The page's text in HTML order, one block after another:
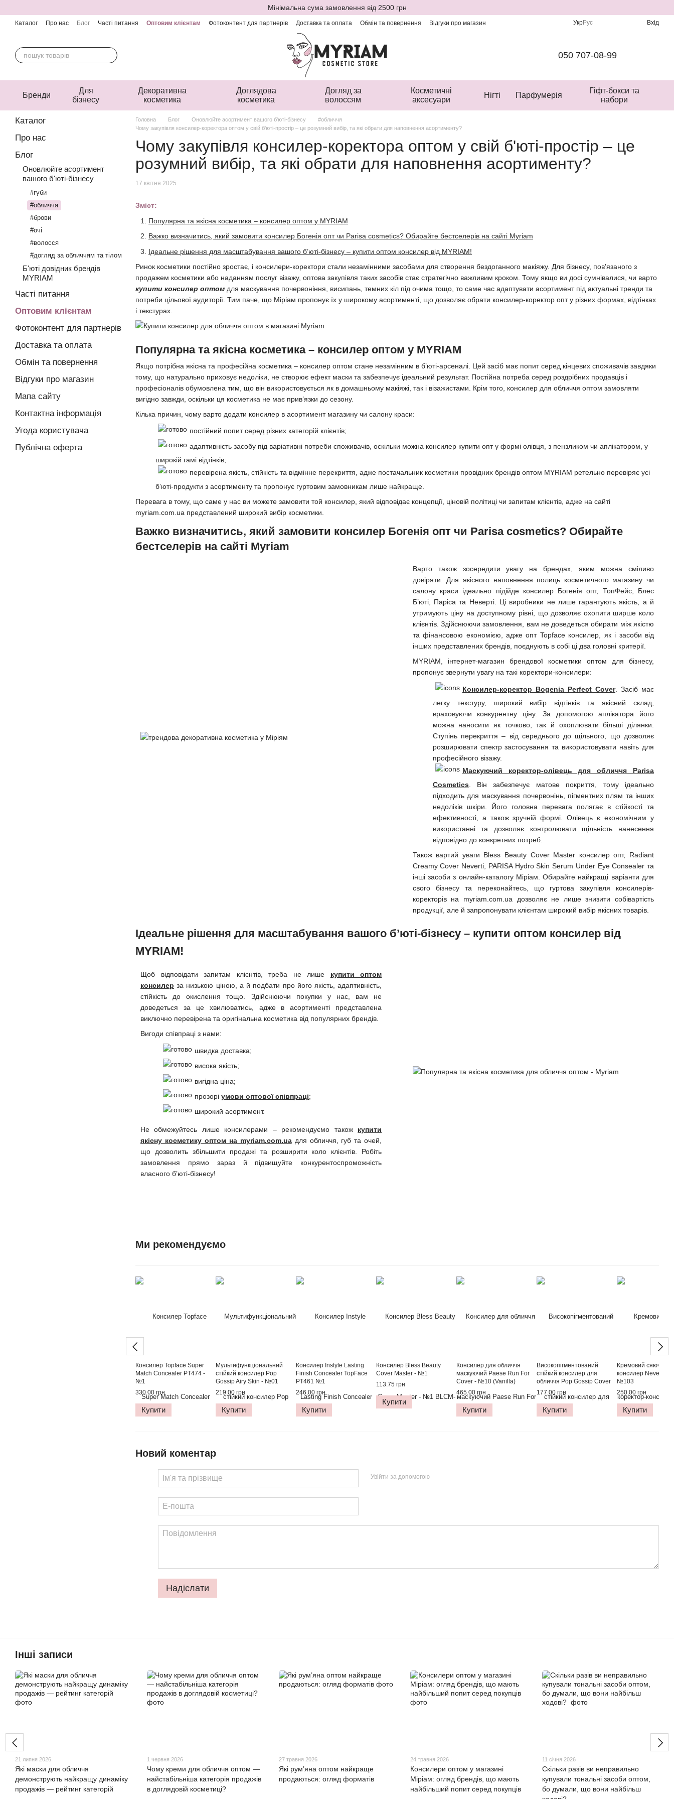
Мінімальна сума замовлення від 2500 грн
Каталог Про нас Блог Часті питання Оптовим клієнтам Фотоконтент для партнерів Доставка та оплата Обмін та повернення
Відгуки про магазин
УкрРус Вхід
050 707-08-99
Бренди
Для
бізнесу
Декоративна
косметика
Доглядова
косметика
Догляд за
волоссям
Косметичні
аксесуари
Нігті Парфумерія
Гіфт-бокси та
набори
Головна Блог Оновлюйте асортимент вашого б'юті-бізнесу
#обличчя
Чому закупівля консилер-коректора оптом у свій б'юті-простір – це розумний вибір, та які обрати для наповнення асортименту?
Чому закупівля консилер-коректора оптом у свій б'юті-простір – це
розумний вибір, та які обрати для наповнення асортименту?
17 квітня 2025
Зміст:
Популярна та якісна косметика – консилер оптом у MYRIAM
Важко визначитись, який замовити консилер Богенія опт чи Parisa cosmetics? Обирайте бестселерів на сайті Myriam
Ідеальне рішення для масштабування вашого б’юті-бізнесу – купити оптом консилер від MYRIAM!
Ринок косметики постійно зростає, і консилери-коректори стали незамінними засобами для створення бездоганного макіяжу. Для бізнесу, пов'язаного з
продажем косметики або наданням послуг візажу, оптова закупівля таких засобів стає стратегічно важливим кроком. Тому якщо ви досі сумнівалися, чи варто
купити консилер оптом для маскування почервоніння, висипань, темних кіл під очима тощо, то саме час адаптувати асортимент під актуальні тренди та
потреби цільової аудиторії. Тим паче, що Міріам пропонує їх у широкому асортименті, що дозволяє обрати консилер-коректор опт у різних формах, відтінках
і текстурах.
Популярна та якісна косметика – консилер оптом у MYRIAM
Якщо потрібна якісна та професійна косметика – консилер оптом стане незамінним в б’юті-арсеналі. Цей засіб має попит серед кінцевих споживачів завдяки
тому, що натурально приховує недоліки, не створює ефект маски та забезпечує ідеальний результат. Постійна потреба серед роздрібних продавців і
професіоналів обумовлена тим, що він використовується як в домашньому макіяжі, так і візажистами. Крім того, консилер для обличчя оптом замовляти
вигідно завжди, оскільки ця косметика не має прив’язки до сезону.
Кілька причин, чому варто додати консилер в асортимент магазину чи салону краси:
постійний попит серед різних категорій клієнтів;
адаптивність засобу під варіативні потреби споживачів, оскільки можна консилер купити опт у формі олівця, з пензликом чи аплікатором, у
широкій гамі відтінків;
перевірена якість, стійкість та відмінне перекриття, адже постачальник косметики провідних брендів оптом MYRIAM ретельно перевіряє усі
б’юті-продукти з асортименту та пропонує гуртовим замовникам лише найкраще.
Перевага в тому, що саме у нас ви можете замовити той консилер, який відповідає концепції, ціновій політиці чи запитам клієнтів, адже на сайті
myriam.com.ua представлений широкий вибір косметики.
Важко визначитись, який замовити консилер Богенія опт чи Parisa cosmetics? Обирайте
бестселерів на сайті Myriam
Варто також зосередити увагу на брендах, яким можна сміливо
довіряти. Для якісного наповнення полиць косметичного магазину чи
салону краси ідеально підійде консилер Богенія опт, ТопФейс, Блес
Б’юті, Паріса та Неверті. Ці виробники не лише гарантують якість, а й
утримують ціну на доступному рівні, що дозволяє охопити ширше коло
клієнтів. Здійснюючи замовлення, вам не доведеться обирати між якістю
та фінансовою економією, адже опт Topface консилер, як і засоби від
інших представлених брендів, поєднують в собі ці два головні критерії.
MYRIAM, інтернет-магазин брендової косметики оптом для бізнесу,
пропонує звернути увагу на такі коректори-консилери:
Консилер-коректор Bogenia Perfect Cover. Засіб має
легку текстуру, широкий вибір відтінків та якісний склад,
враховуючи конкурентну ціну. За допомогою аплікатора його
можна наносити як точково, так й охоплювати більші ділянки.
Ступінь перекриття – від середнього до щільного, що дозволяє
розширювати спектр застосування та використовувати навіть для
професійного візажу.
Маскуючий коректор-олівець для обличчя Parisa
Cosmetics. Він забезпечує матове покриття, тому ідеально
підходить для маскування почервонінь, пігментних плям та інших
недоліків шкіри. Його головна перевага полягає в стійкості та
ефективності, а також зручній формі. Олівець є економічним у
використанні та дозволяє контролювати щільність нанесення
відповідно до конкретних потреб.
Також вартий уваги Bless Beauty Cover Master консилер опт, Radiant
Creamy Cover Neverti, PARISA Hydro Skin Serum Under Eye Consealer та
інші засоби з онлайн-каталогу Міріам. Обирайте найкращі варіанти для
свого бізнесу та переконайтесь, що гуртова закупівля консилерів-
коректорів на myriam.com.ua дозволяє не лише знизити собівартість
продукції, але й запропонувати клієнтам широкий вибір якісних товарів.
Ідеальне рішення для масштабування вашого б’юті-бізнесу – купити оптом консилер від
MYRIAM!
Щоб відповідати запитам клієнтів, треба не лише купити оптом
консилер за низькою ціною, а й подбати про його якість, адаптивність,
стійкість до окислення тощо. Здійснюючи покупки у нас, вам не
доведеться за це хвилюватись, адже в асортименті представлена
виключно перевірена та оригінальна косметика від популярних брендів.
Вигоди співпраці з нами:
швидка доставка;
висока якість;
вигідна ціна;
прозорі умови оптової співпраці;
широкий асортимент.
Не обмежуйтесь лише консилерами – рекомендуємо також купити
якісну косметику оптом на myriam.com.uaдля обличчя, губ та очей,
що дозволить збільшити продажі та розширити коло клієнтів. Робіть
замовлення прямо зараз й підвищуйте конкурентоспроможність
власного б’юті-бізнесу!
Ми рекомендуємо
Консилер Topface Super
Match Concealer PT474 -
№1
330.00 грн
Купити
Мультифункціональний
стійкий консилер Pop
Gossip Airy Skin - №01
(Cloud Porcelain)
219.00 грн
Купити
Консилер Instyle Lasting
Finish Concealer TopFace
PT461 №1
246.00 грн
Купити
Консилер Bless Beauty
Cover Master - №1
113.75 грн
Купити
Консилер для обличчя
маскуючий Paese Run For
Cover - №10 (Vanilla)
465.00 грн
Купити
Високопігментований
стійкий консилер для
обличчя Pop Gossip Cover
Me Skin Perfecting Full
Coverage - №01 (Light
Porcelain)
177.00 грн
Купити
Кремовий сяючий
консилер Neverti
№103
250.00 грн
Купити
Новий коментар
Увійти за допомогою
Надіслати
Каталог
Про нас
Блог
Оновлюйте асортимент
вашого б'юті-бізнесу
#губи
#обличчя
#брови
#очі
#волосся
#догляд за обличчям та тілом
Б'юті довідник брендів
MYRIAM
Часті питання
Оптовим клієнтам
Фотоконтент для партнерів
Доставка та оплата
Обмін та повернення
Відгуки про магазин
Мапа сайту
Контактна інформація
Угода користувача
Публічна оферта
Інші записи
21 липня 2026
Які маски для обличчя
демонструють найкращу динаміку
продажів — рейтинг категорій
1 червня 2026
Чому креми для обличчя оптом —
найстабільніша категорія продажів
в доглядовій косметиці?
27 травня 2026
Які рум’яна оптом найкраще
продаються: огляд форматів
24 травня 2026
Консилери оптом у магазині
Міріам: огляд брендів, що мають
найбільший попит серед покупців
11 січня 2026
Скільки разів ви неправильно
купували тональні засоби оптом,
бо думали, що вони найбільш